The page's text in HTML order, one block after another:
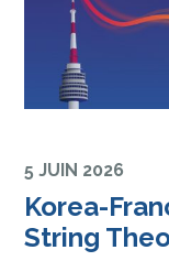
5 JUIN 2026
Korea-
String